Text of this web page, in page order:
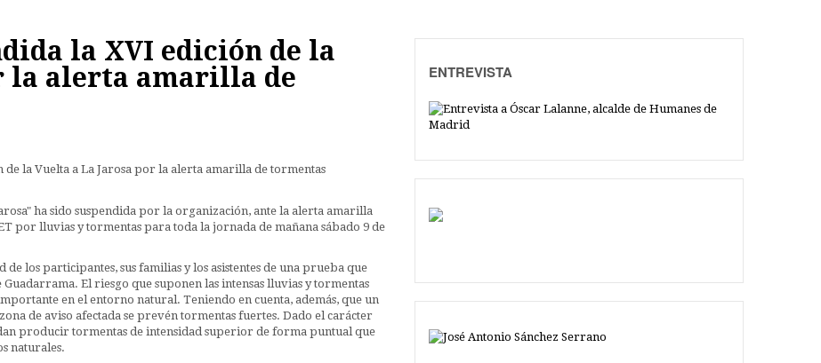
la XVI edición de la
la alerta amarilla de
ha sido suspendida por la organización, ante la alerta amarilla
por lluvias y tormentas para toda la jornada de mañana sábado 9 de
los participantes, sus familias y los asistentes de una prueba que
El riesgo que suponen las intensas lluvias y tormentas
en el entorno natural. Teniendo en cuenta, además, que un
de aviso afectada se prevén tormentas fuertes. Dado el carácter
producir tormentas de intensidad superior de forma puntual que
naturales.
ENTREVISTA